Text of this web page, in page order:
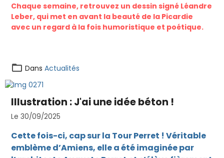
Chaque semaine, retrouvez un dessin signé Léandre
Leber, qui met en avant la beauté de la Picardie
avec un regard à la fois humoristique et poétique.
Dans Actualités
Illustration : J'ai une idée béton !
Le 30/09/2025
Cette fois-ci, cap sur la Tour Perret ! Véritable
emblème d’Amiens, elle a été imaginée par